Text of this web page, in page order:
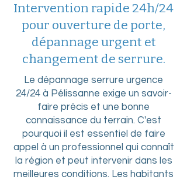
Intervention rapide 24h/24
pour ouverture de porte,
dépannage urgent et
changement de serrure.
Le dépannage serrure urgence
24/24 à Pélissanne exige un savoir-
faire précis et une bonne
connaissance du terrain. C'est
pourquoi il est essentiel de faire
appel à un professionnel qui connaît
la région et peut intervenir dans les
meilleures conditions. Les habitants